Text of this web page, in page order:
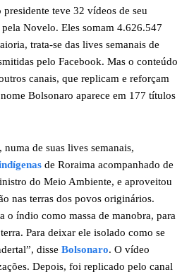
teve 32 vídeos de seu
Novelo. Eles somam 4.626.547
trata-se das lives semanais de
pelo Facebook. Mas o conteúdo
canais, que replicam e reforçam
Bolsonaro aparece em 177 títulos
de suas lives semanais,
de Roraima acompanhado de
do Meio Ambiente, e aproveitou
nas terras dos povos originários.
o índio como massa de manobra, para
Para deixar ele isolado como se
disse Bolsonaro. O vídeo
Depois, foi replicado pelo canal